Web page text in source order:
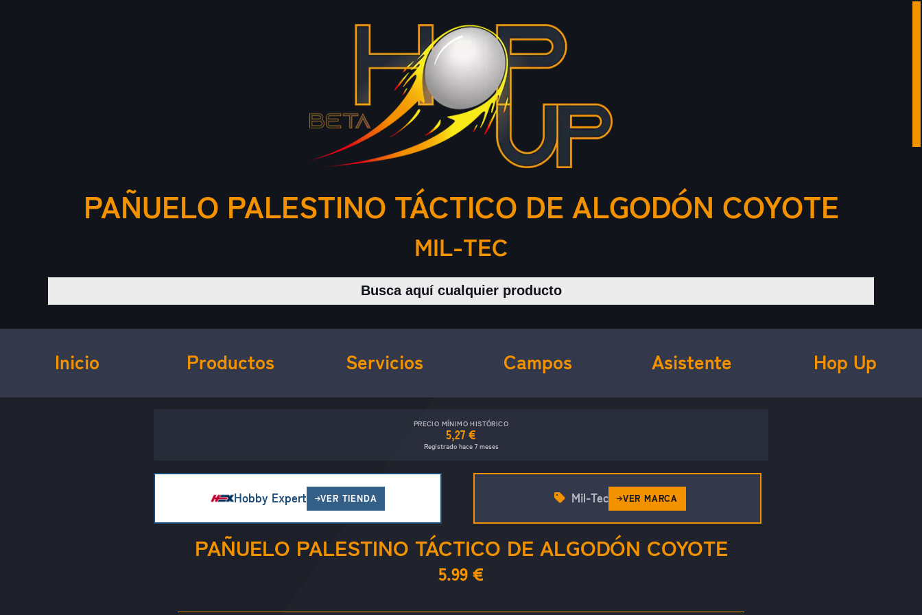
PAÑUELO PALESTINO TÁCTICO DE ALGODÓN COYOTE
MIL-TEC
Buscar productos
Inicio Productos Servicios Campos Asistente Hop Up
PRECIO MÍNIMO HISTÓRICO
5,27 €
Registrado hace 7 meses
Hobby Expert VER TIENDA
PAÑUELO PALESTINO TÁCTICO DE ALGODÓN COYOTE
5.99 €
Mil-Tec VER MARCA